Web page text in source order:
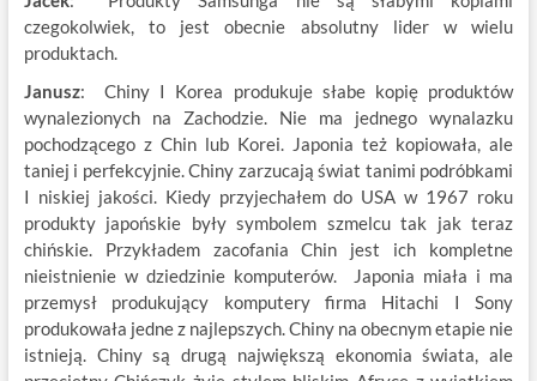
czegokolwiek, to jest obecnie absolutny lider w wielu
produktach.
Janusz: Chiny I Korea produkuje słabe kopię produktów
wynalezionych na Zachodzie. Nie ma jednego wynalazku
pochodzącego z Chin lub Korei. Japonia też kopiowała, ale
taniej i perfekcyjnie. Chiny zarzucają świat tanimi podróbkami
I niskiej jakości. Kiedy przyjechałem do USA w 1967 roku
produkty japońskie były symbolem szmelcu tak jak teraz
chińskie. Przykładem zacofania Chin jest ich kompletne
nieistnienie w dziedzinie komputerów. Japonia miała i ma
przemysł produkujący komputery firma Hitachi I Sony
produkowała jedne z najlepszych. Chiny na obecnym etapie nie
istnieją. Chiny są drugą największą ekonomia świata, ale